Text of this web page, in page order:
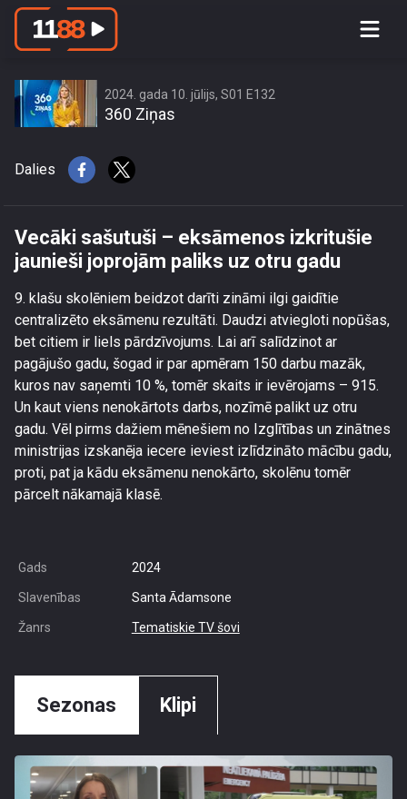
Vecāki sašutuši – eksāmenos
2024. gada 10. jūlijs, S01 E132
360 Ziņas
Dalies
Vecāki sašutuši – eksāmenos izkritušie
jaunieši joprojām paliks uz otru gadu
9. klašu skolēniem beidzot darīti zināmi ilgi gaidītie
centralizēto eksāmenu rezultāti. Daudzi atviegloti nopūšas,
bet citiem ir liels pārdzīvojums. Lai arī salīdzinot ar
pagājušo gadu, šogad ir par apmēram 150 darbu mazāk,
kuros nav saņemti 10 %, tomēr skaits ir ievērojams – 915.
Un kaut viens nenokārtots darbs, nozīmē palikt uz otru
gadu. Vēl pirms dažiem mēnešiem no Izglītības un zinātnes
ministrijas izskanēja iecere ieviest izlīdzināto mācību gadu,
proti, pat ja kādu eksāmenu nenokārto, skolēnu tomēr
pārcelt nākamajā klasē.
Gads 2024
Slavenības Santa Ādamsone
Žanrs Tematiskie TV šovi
Sezonas Klipi